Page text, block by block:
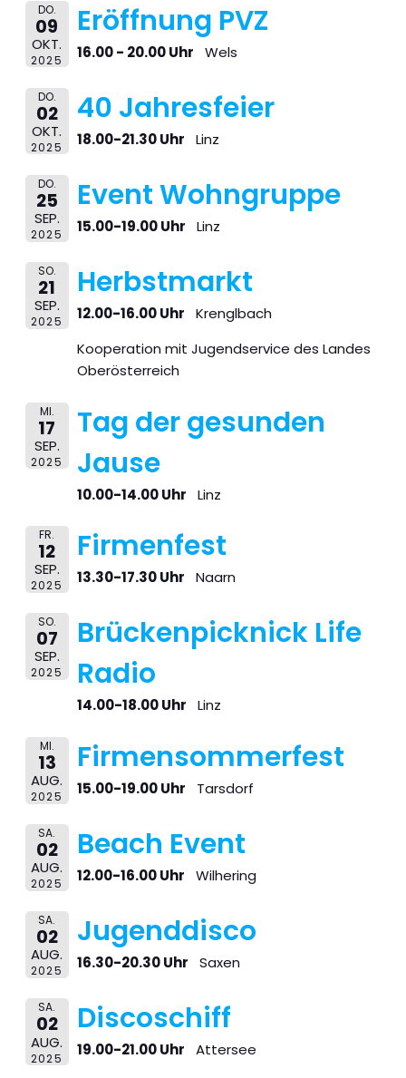
DO.
09
OKT.
2025
Eröffnung PVZ
16.00 - 20.00 Uhr Wels
DO.
02
OKT.
2025
40 Jahresfeier
18.00-21.30 Uhr Linz
DO.
25
SEP.
2025
Event Wohngruppe
15.00-19.00 Uhr Linz
SO.
21
SEP.
2025
Herbstmarkt
12.00-16.00 Uhr
Krenglbach
Kooperation mit Jugendservice des Landes
Oberösterreich
MI.
17
SEP.
2025
Tag der gesunden
Jause
10.00-14.00 Uhr Linz
FR.
12
SEP.
2025
Firmenfest
13.30-17.30 Uhr Naarn
SO.
07
SEP.
2025
Brückenpicknick Life
Radio
14.00-18.00 Uhr Linz
MI.
13
AUG.
2025
Firmensommerfest
15.00-19.00 Uhr Tarsdorf
SA.
02
AUG.
2025
Beach Event
12.00-16.00 Uhr Wilhering
SA.
02
AUG.
2025
Jugenddisco
16.30-20.30 Uhr Saxen
SA.
02
AUG.
2025
Discoschiff
19.00-21.00 Uhr Attersee